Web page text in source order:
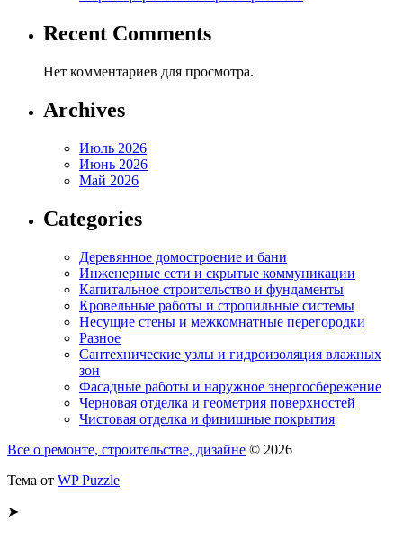
Recent Comments
Нет комментариев для просмотра.
Archives
Июль 2026
Июнь 2026
Май 2026
Categories
Деревянное домостроение и бани
Инженерные сети и скрытые коммуникации
Капитальное строительство и фундаменты
Кровельные работы и стропильные системы
Несущие стены и межкомнатные перегородки
Разное
Сантехнические узлы и гидроизоляция влажных
зон
Фасадные работы и наружное энергосбережение
Черновая отделка и геометрия поверхностей
Чистовая отделка и финишные покрытия
Все о ремонте, строительстве, дизайне © 2026
Тема от WP Puzzle
➤